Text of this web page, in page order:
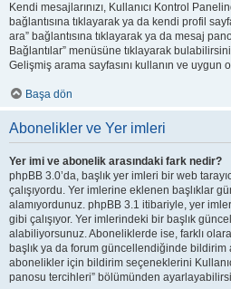
Kendi mesajlarınızı, Kullanıcı Kontrol
bağlantısına tıklayarak ya da kendi profil
ara” bağlantısına tıklayarak ya da mesaj
Bağlantılar” menüsüne tıklayarak
Gelişmiş arama sayfasını kullanın ve
Başa dön
Abonelikler ve Yer imleri
Yer imi ve abonelik arasındaki fark nedir?
phpBB 3.0’da, başlık yer imleri bir web
çalışıyordu. Yer imlerine eklenen başlıklar
alamıyordunuz. phpBB 3.1 itibariyle, yer
gibi çalışıyor. Yer imlerindeki bir başlık
alabiliyorsunuz. Aboneliklerde ise, farklı
başlık ya da forum güncellendiğinde bildirim
abonelikler için bildirim seçeneklerini
panosu tercihleri” bölümünden